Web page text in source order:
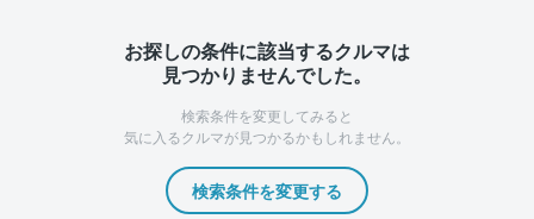
お探しの条件に該当するクルマは
見つかりませんでした。
検索条件を変更してみると
気に入るクルマが見つかるかもしれません。
検索条件を変更する